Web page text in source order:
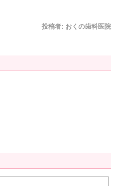
投稿者: おくの歯科医院